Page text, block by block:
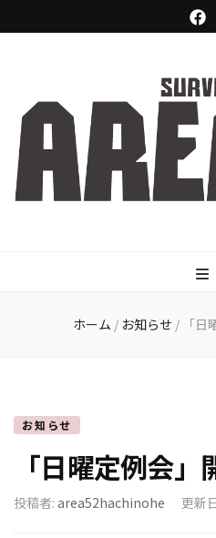
ムフ
ホーム / お知らせ / 「
お知らせ
「日曜定例会
投稿者: area52hachinohe 更新